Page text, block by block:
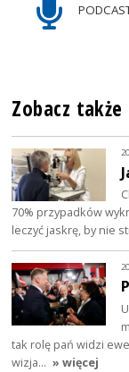
Zobacz także
70% przypadków
leczyć jaskrę, by nie
tak rolę pań widzi
wizja… » więcej